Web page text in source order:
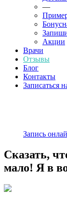
—
Акции
Врачи
Отзывы
Блог
Контакты
Записаться
Запись
Сказать,
мало! Я в